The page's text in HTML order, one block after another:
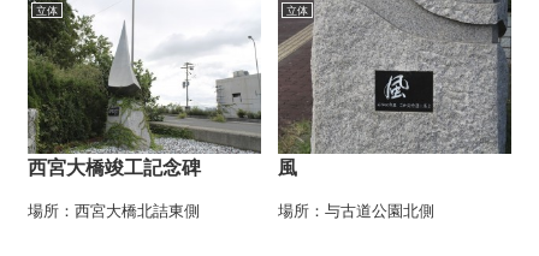
立体
西宮大橋竣工記念碑
場所：西宮大橋北詰東側
立体
風
場所：与古道公園北側